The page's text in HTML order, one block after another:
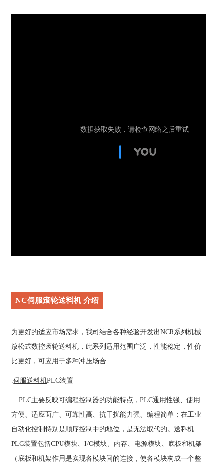
NC伺服滚轮送料机 介绍
为更好的适应市场需求，我司结合各种经验开发出NCR系列机械
放松式数控滚轮送料机，此系列适用范围广泛，性能稳定，性价
比更好，可应用于多种冲压场合
.伺服送料机PLC装置
PLC主要反映可编程控制器的功能特点，PLC通用性强、使用
方便、适应面广、可靠性高、抗干扰能力强、编程简单；在工业
自动化控制特别是顺序控制中的地位，是无法取代的。送料机
PLC装置包括CPU模块、I/O模块、内存、电源模块、底板和机架
（底板和机架作用是实现各模块间的连接，使各模块构成一个整